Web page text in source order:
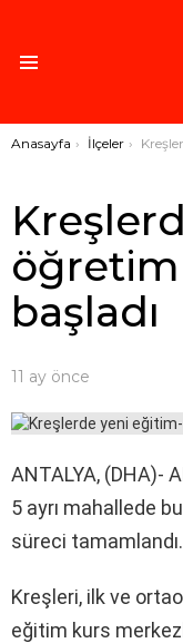
Buradasınız:
Anasayfa İlçeler Kreşlerde yeni
başladı
11 ay önce
ANTALYA, (DHA)-
5 ayrı mahallede
süreci
Kreşleri, ilk ve
eğitim kurs